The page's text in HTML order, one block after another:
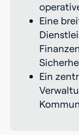
Eine
Ein